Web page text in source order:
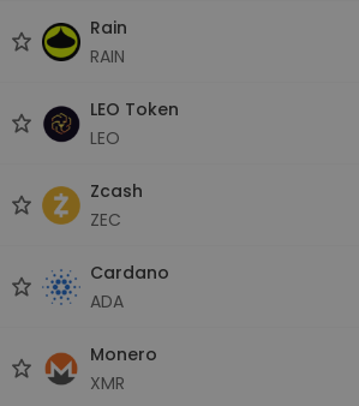
Rain
RAIN
LEO Token
LEO
Zcash
ZEC
Cardano
ADA
Monero
XMR